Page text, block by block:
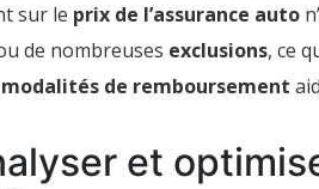
sur le prix de l’assurance auto
de nombreuses exclusions, ce
modalités de remboursement
et